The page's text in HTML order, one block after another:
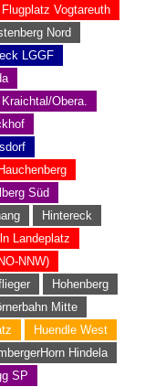
Flugplatz Vogtareuth
Nord
LGGF
Obera.
Hauchenberg
Süd
Hintereck
Landeplatz
NNW)
Hohenberg
Mitte
Huendle West
Hindela
SP